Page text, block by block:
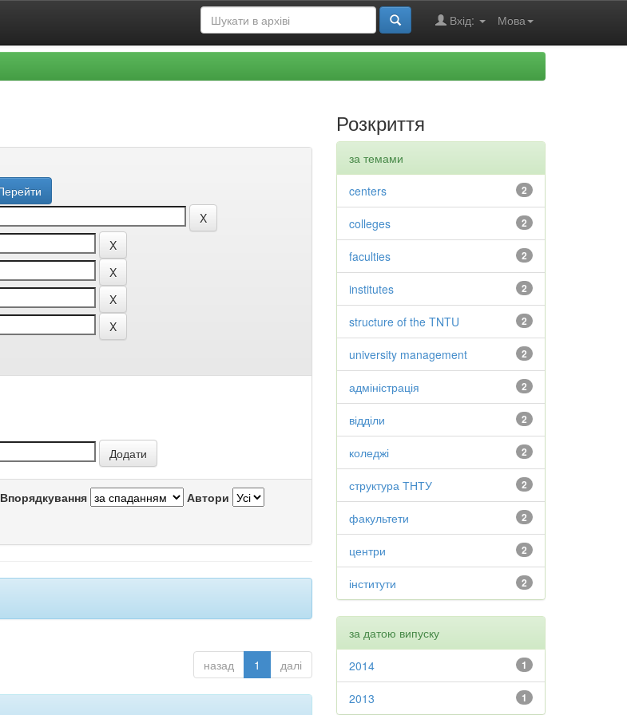
Мова
Вхід:
Впорядкування Автори
назад 1 далі
Розкриття
за темами
2
centers
2
colleges
2
faculties
2
institutes
2
structure of the TNTU
2
university management
2
адміністрація
2
відділи
2
коледжі
2
структура ТНТУ
2
факультети
2
центри
2
інститути
за датою випуску
1
2014
1
2013